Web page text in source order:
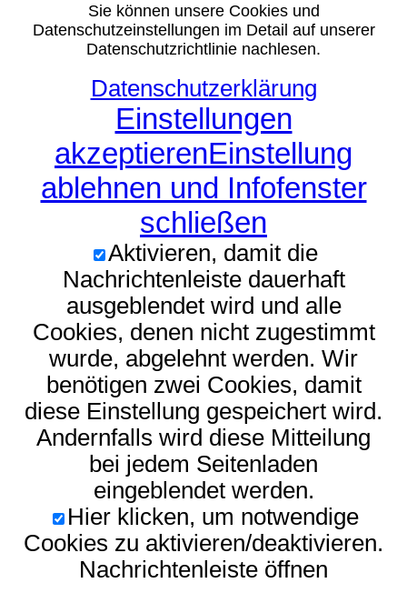
Sie können unsere Cookies und
Datenschutzeinstellungen im Detail auf unserer
Datenschutzrichtlinie nachlesen.
Datenschutzerklärung
Einstellungen
akzeptierenEinstellung
ablehnen und Infofenster
schließen
Aktivieren, damit die
Nachrichtenleiste dauerhaft
ausgeblendet wird und alle
Cookies, denen nicht zugestimmt
wurde, abgelehnt werden. Wir
benötigen zwei Cookies, damit
diese Einstellung gespeichert wird.
Andernfalls wird diese Mitteilung
bei jedem Seitenladen
eingeblendet werden.
Hier klicken, um notwendige
Cookies zu aktivieren/deaktivieren.
Nachrichtenleiste öffnen